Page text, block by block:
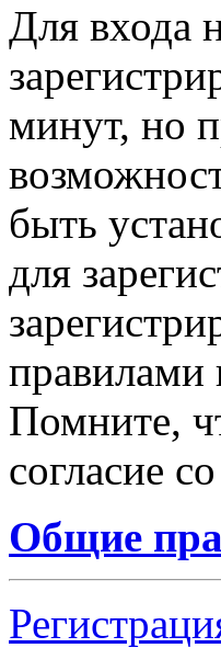
Для входа
минут, но
быть
для
правилами
Помните,
согласие со
Общие